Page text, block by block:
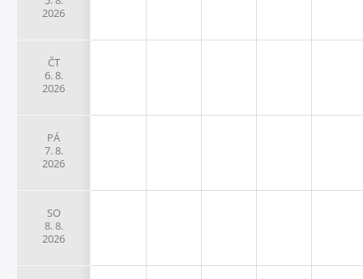
2026
ČT
6. 8.
2026
PÁ
7. 8.
2026
SO
8. 8.
2026